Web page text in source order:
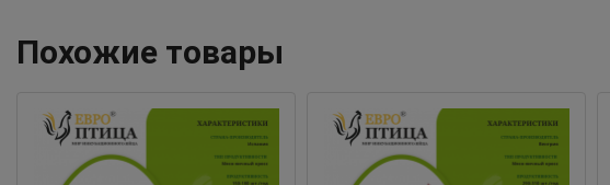
Похожие товары